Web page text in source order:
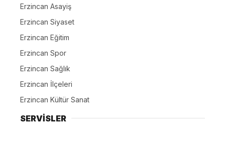
Erzincan Asayiş
Erzincan Siyaset
Erzincan Eğitim
Erzincan Spor
Erzincan Sağlık
Erzincan İlçeleri
Erzincan Kültür Sanat
SERVİSLER